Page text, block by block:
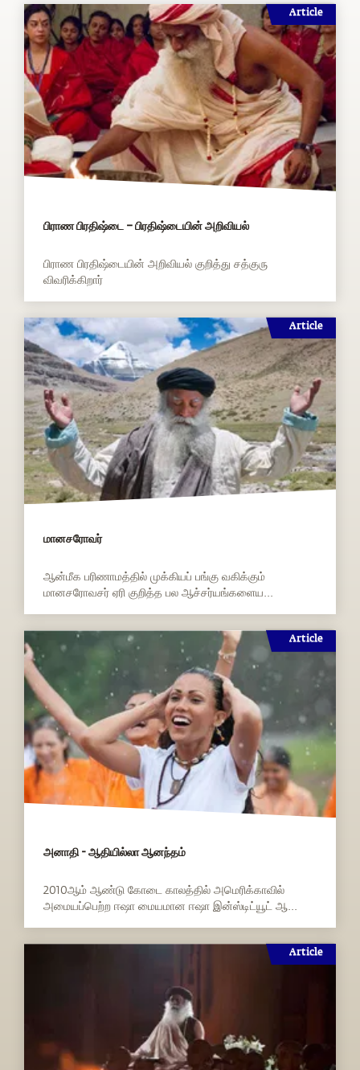
Article
பிராண பிரதிஷ்டை – பிரதிஷ்டையின் அறிவியல்
பிராண பிரதிஷ்டையின் அறிவியல் குறித்து சத்குரு
விவரிக்கிறார்
Article
மானசரோவர்
ஆன்மீக பரிணாமத்தில் முக்கியப் பங்கு வகிக்கும்
மானசரோவசர் ஏரி குறித்த பல ஆச்சர்யங்களைய...
Article
அனாதி - ஆதியில்லா ஆனந்தம்
2010ஆம் ஆண்டு கோடை காலத்தில் அமெரிக்காவில்
அமையப்பெற்ற ஈஷா மையமான ஈஷா இன்ஸ்டிட்யூட் ஆ...
Article